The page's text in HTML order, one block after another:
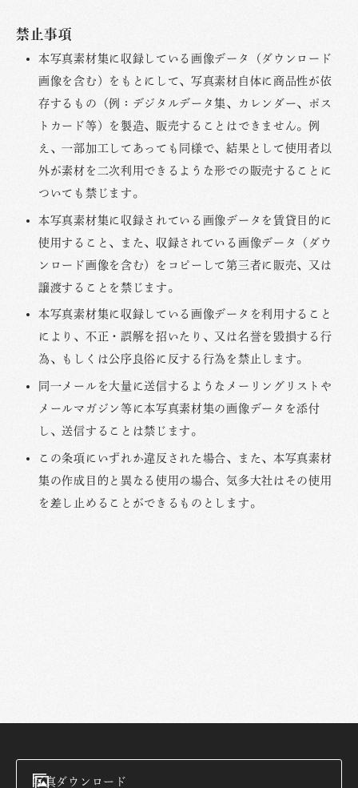
禁止事項
本写真素材集に収録している画像データ（ダウンロード
画像を含む）をもとにして、写真素材自体に商品性が依
存するもの（例：デジタルデータ集、カレンダー、ポス
トカード等）を製造、販売することはできません。例
え、一部加工してあっても同様で、結果として使用者以
外が素材を二次利用できるような形での販売することに
ついても禁じます。
本写真素材集に収録されている画像データを賃貸目的に
使用すること、また、収録されている画像データ（ダウ
ンロード画像を含む）をコピーして第三者に販売、又は
譲渡することを禁じます。
本写真素材集に収録している画像データを利用すること
により、不正・誤解を招いたり、又は名誉を毀損する行
為、もしくは公序良俗に反する行為を禁止します。
同一メールを大量に送信するようなメーリングリストや
メールマガジン等に本写真素材集の画像データを添付
し、送信することは禁じます。
この条項にいずれか違反された場合、また、本写真素材
集の作成目的と異なる使用の場合、気多大社はその使用
を差し止めることができるものとします。
写真ダウンロード